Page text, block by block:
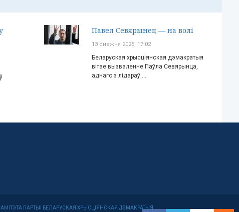
Павел Севярынец — на волі
13 снежня 2025, 17:02
Беларуская хрысціянская дэмакратыя
вітае вызваленне Паўла Севярынца,
аднаго з лідараў ...
ПАРТЫІ БЕЛАРУСКАЯ ХРЫСЦІЯНСКАЯ ДЭМАКРАТЫЯ